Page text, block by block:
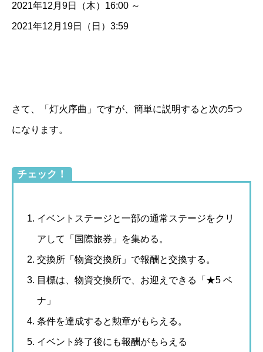
2021年12月9日（木）16:00 ～
2021年12月19日（日）3:59
さて、「灯火序曲」ですが、簡単に説明すると次の5つ
になります。
チェック！
イベントステージと一部の通常ステージをクリ
アして「国際旅券」を集める。
交換所「物資交換所」で報酬と交換する。
目標は、物資交換所で、お迎えできる「★5 ベ
ナ」
条件を達成すると勲章がもらえる。
イベント終了後にも報酬がもらえる